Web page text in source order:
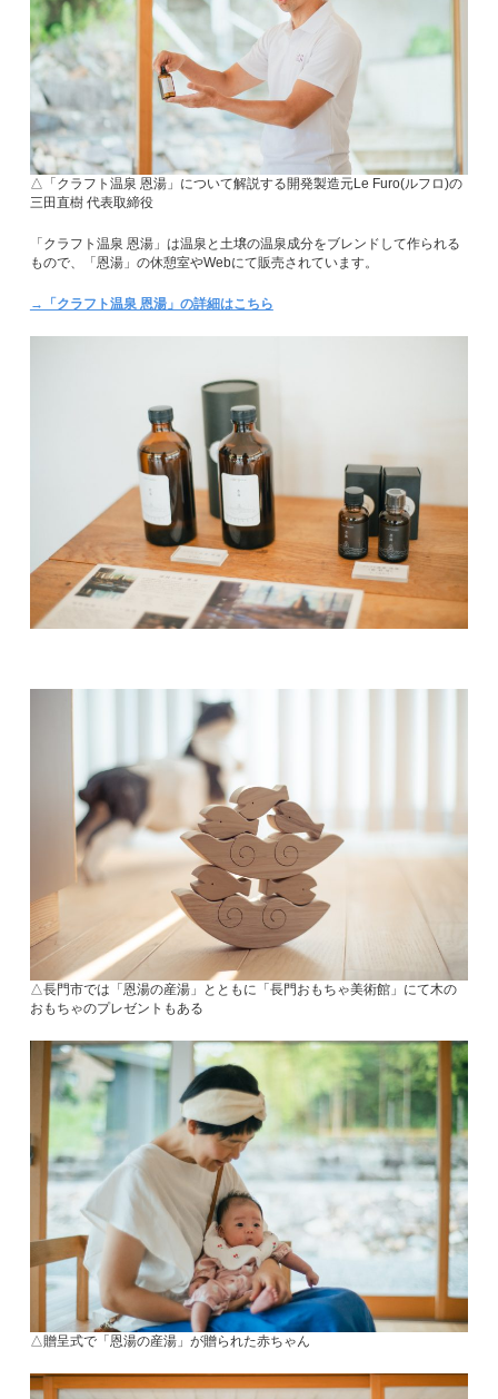
△「クラフト温泉 恩湯」について解説する開発製造元Le Furo(ルフロ)の
三田直樹 代表取締役
「クラフト温泉 恩湯」は温泉と土壌の温泉成分をブレンドして作られる
もので、「恩湯」の休憩室やWebにて販売されています。
→「クラフト温泉 恩湯」の詳細はこちら
△長門市では「恩湯の産湯」とともに「長門おもちゃ美術館」にて木の
おもちゃのプレゼントもある
△贈呈式で「恩湯の産湯」が贈られた赤ちゃん